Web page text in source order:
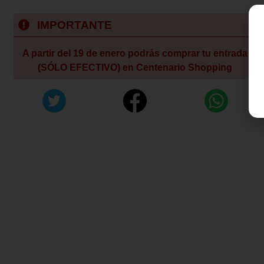
IMPORTANTE
A partir del 19 de enero podrás comprar tu entrada
(SÓLO EFECTIVO) en Centenario Shopping